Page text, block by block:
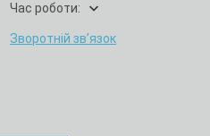
Час роботи:
Зворотній зв’язок